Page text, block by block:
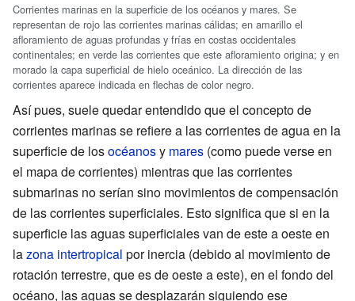
Corrientes marinas en la superficie de los océanos y mares. Se
representan de rojo las corrientes marinas cálidas; en amarillo el
afloramiento de aguas profundas y frías en costas occidentales
continentales; en verde las corrientes que este afloramiento origina; y en
morado la capa superficial de hielo oceánico. La dirección de las
corrientes aparece indicada en flechas de color negro.
Así pues, suele quedar entendido que el concepto de
corrientes marinas se refiere a las corrientes de agua en la
superficie de losocéanosy mares (como puede verse en
el mapa de corrientes) mientras que las corrientes
submarinas no serían sino movimientos de compensación
de las corrientes superficiales. Esto significa que si en la
superficie las aguas superficiales van de este a oeste en
lazona intertropical por inercia (debido al movimiento de
rotación terrestre, que es de oeste a este), en el fondo del
océano, las aguas se desplazarán siguiendo ese